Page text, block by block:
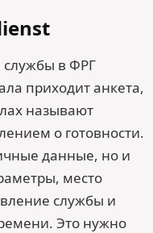
службы в ФРГ
приходит анкета,
называют
о готовности.
данные, но и
место
службы и
Это нужно